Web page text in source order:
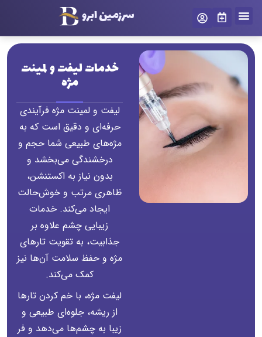
سرزمین ابرو
خدمات لیفت و لمینت
مژه
لیفت و لمینت مژه فرآیندی
حرفه‌ای و دقیق است که به
مژه‌های طبیعی شما حجم و
درخشندگی می‌بخشد و
بدون نیاز به اکستنشن،
ظاهری مرتب و خوش‌حالت
ایجاد می‌کند. خدمات
زیبایی چشم علاوه بر
جذابیت، به تقویت تارهای
مژه و حفظ سلامت آن‌ها نیز
کمک می‌کند.
لیفت مژه، با خم کردن تارها
از ریشه، جلوه‌ای طبیعی و
زیبا به چشم‌ها می‌دهد و فر